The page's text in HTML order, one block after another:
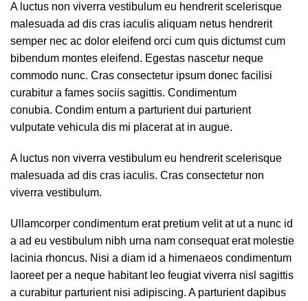
A luctus non viverra vestibulum eu hendrerit scelerisque
malesuada ad dis cras iaculis aliquam netus hendrerit
semper nec ac dolor eleifend orci cum quis dictumst cum
bibendum montes eleifend. Egestas nascetur neque
commodo nunc. Cras consectetur ipsum donec facilisi
curabitur a fames sociis sagittis. Condimentum
conubia. Condim entum a parturient dui parturient
vulputate vehicula dis mi placerat at in augue.
A luctus non viverra vestibulum eu hendrerit scelerisque
malesuada ad dis cras iaculis. Cras consectetur non
viverra vestibulum.
Ullamcorper condimentum erat pretium velit at ut a nunc id
a ad eu vestibulum nibh urna nam consequat erat molestie
lacinia rhoncus. Nisi a diam id a himenaeos condimentum
laoreet per a neque habitant leo feugiat viverra nisl sagittis
a curabitur parturient nisi adipiscing. A parturient dapibus